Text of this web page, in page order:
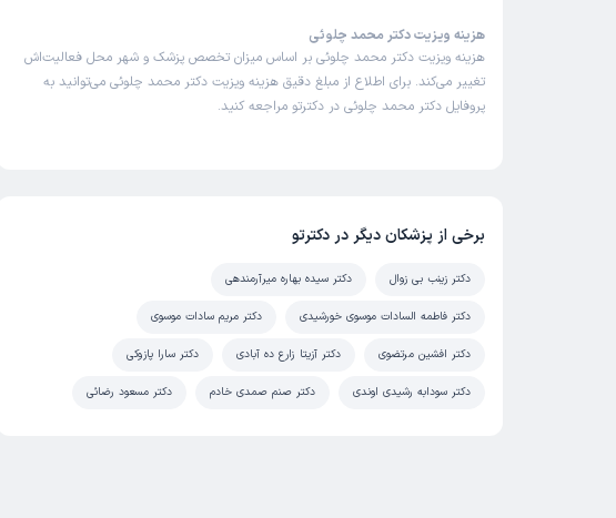
هزینه ویزیت دکتر محمد چلوئی
هزینه ویزیت دکتر محمد چلوئی بر اساس میزان تخصص پزشک و شهر محل فعالیت‌اش
تغییر می‌کند. برای اطلاع از مبلغ دقیق هزینه ویزیت دکتر محمد چلوئی می‌توانید به
پروفایل دکتر محمد چلوئی در دکترتو مراجعه کنید.
برخی از پزشکان دیگر در دکترتو
دکتر زینب بی زوال دکتر سیده بهاره میرآرمندهی
دکتر فاطمه السادات موسوی خورشیدی دکتر مریم سادات موسوی
دکتر افشین مرتضوی دکتر آزیتا زارع ده آبادی دکتر سارا پازوکی
دکتر سودابه رشیدی اوندی دکتر صنم صمدی خادم دکتر مسعود رضائی